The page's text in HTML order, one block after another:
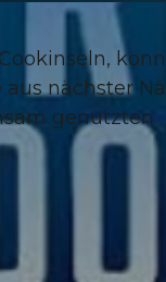
nächster
genutzten